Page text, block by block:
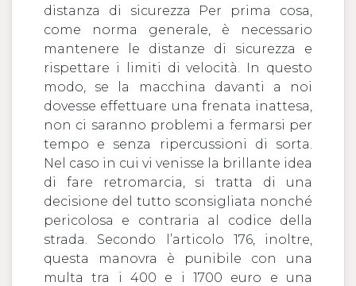
distanza di sicurezza Per prima cosa,
come norma generale, è necessario
mantenere le distanze di sicurezza e
rispettare i limiti di velocità. In questo
modo, se la macchina davanti a noi
dovesse effettuare una frenata inattesa,
non ci saranno problemi a fermarsi per
tempo e senza ripercussioni di sorta.
Nel caso in cui vi venisse la brillante idea
di fare retromarcia, si tratta di una
decisione del tutto sconsigliata nonché
pericolosa e contraria al codice della
strada. Secondo l’articolo 176, inoltre,
questa manovra è punibile con una
multa tra i 400 e i 1700 euro e una